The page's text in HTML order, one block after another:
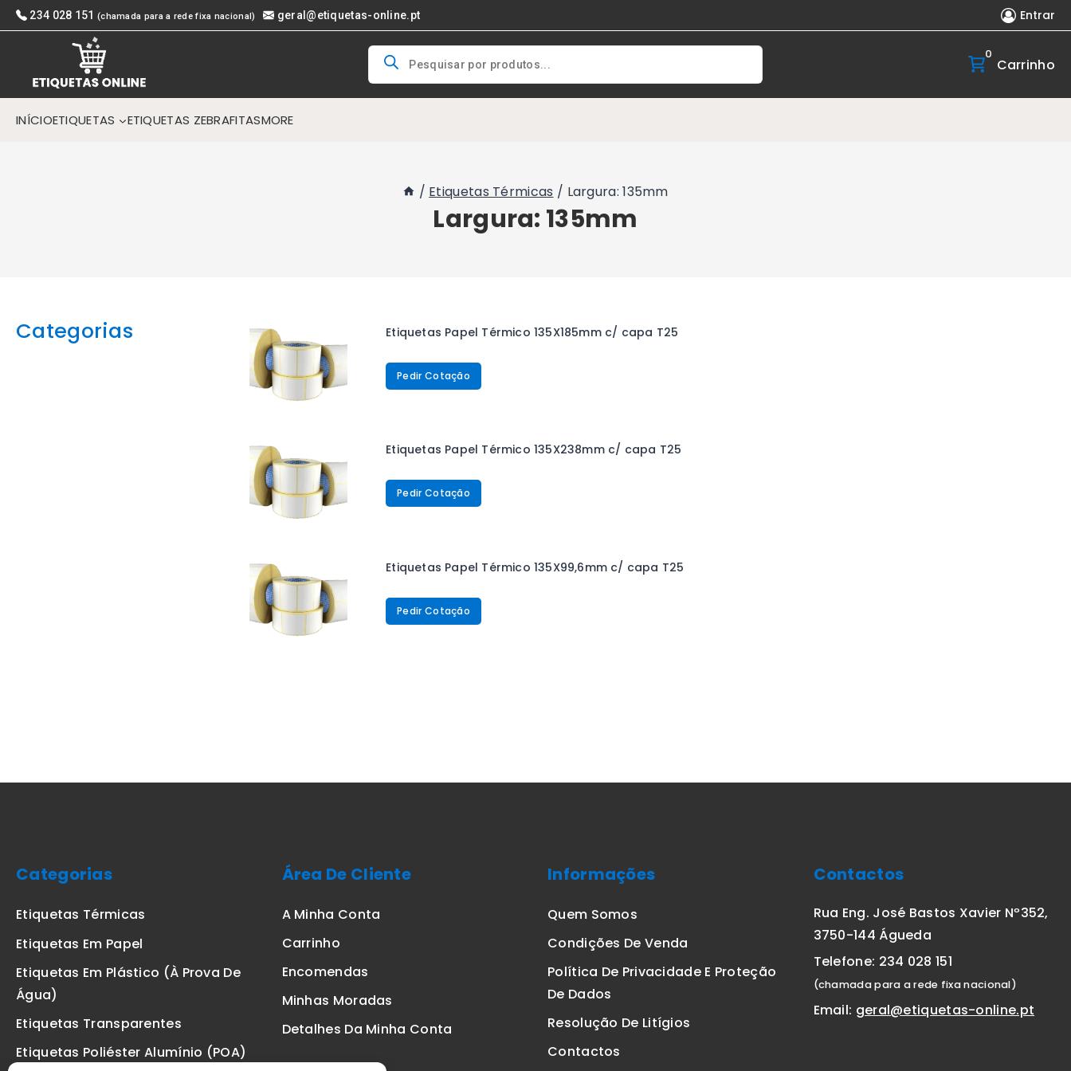
Skip
to
234 028 151 (chamada para a rede fixa nacional) geral@etiquetas-online.pt Entrar
Products
search
0
Carrinho
INÍCIOETIQUETAS ETIQUETAS ZEBRAFITASMORE
/ Etiquetas Térmicas / Largura: 135mm
Largura: 135mm
Etiquetas Papel Térmico 135X185mm c/ capa T25
Pedir Cotação
Etiquetas Papel Térmico 135X238mm c/ capa T25
Pedir Cotação
Etiquetas Papel Térmico 135X99,6mm c/ capa T25
Pedir Cotação
Categorias
Categorias
Etiquetas Térmicas
Etiquetas Em Papel
Etiquetas Em Plástico (à Prova De
Água)
Etiquetas Transparentes
Etiquetas Poliéster Alumínio (POA)
Área De Cliente
A Minha Conta
Carrinho
Encomendas
Minhas Moradas
Detalhes Da Minha Conta
Informações
Quem Somos
Condições De Venda
Política De Privacidade E Proteção
De Dados
Resolução De Litígios
Contactos
Contactos
Rua Eng. José Bastos Xavier Nº352,
3750-144 Águeda
Telefone: 234 028 151
(chamada para a rede fixa nacional)
Email: geral@etiquetas-online.pt